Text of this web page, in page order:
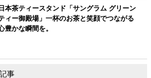
日本茶ティースタンド「サングラム グリーン
ィー御殿場」一杯のお茶と笑顔でつながる
豊かな瞬間を。
事